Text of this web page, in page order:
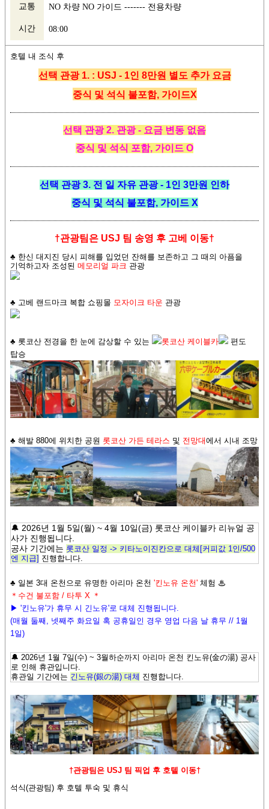
교통 NO 차량 NO 가이드 ------- 전용차량
시간 08:00
호텔 내 조식 후
선 택 관광1. : USJ - 1인 8만원 별도 추가 요금
중식 및 석식 불포함, 가이드X
선택 관광 2. 관광 - 요금 변동 없음
중식 및 석식 포함, 가이드 O
선택 관광 3. 전 일 자유 관광 - 1인 3만원 인하
중식 및 석식 불포함, 가이드 X
†관광팀은 USJ 팀 송영 후 고베 이동†
♣ 한신 대지진 당시 피해를 입었던 잔해를 보존하고 그 때의 아픔을
기억하고자 조성된 메모리얼 파크 관광
♣ 고베 랜드마크 복합 쇼핑몰 모자이크 타운 관광
♣ 롯코산 전경을 한 눈에 감상할 수 있는 롯코산 케이블카
편도
탑승
♣ 해발 880에 위치한 공원 롯코산 가든 테라스 및 전망대에서 시내 조망
🔔 2026년 1월 5일(월) ~ 4월 10일(금) 롯코산 케이블카 리뉴얼 공
사가 진행됩니다.
공사 기간에는 롯코산 일정 -> 키타노이진칸으로 대체[커피값 1인/500
엔 지급] 진행합니다.
♣ 일본 3대 온천으로 유명한 아리마 온천 '킨노유 온천' 체험 ♨
＊수건 불포함 / 타투 X ＊
▶ '킨노유'가 휴무 시 긴노유'로 대체 진행됩니다.
(매월 둘째, 넷째주 화요일 혹 공휴일인 경우 영업 다음 날 휴무 // 1월
1일)
🔔 2026년 1월 7일(수) ~ 3월하순까지 아리마 온천 킨노유(金の湯) 공사
로 인해 휴관입니다.
휴관일 기간에는 긴노유(銀の湯) 대체 진행합니다.
†관광팀은 USJ 팀 픽업 후 호텔 이동†
석식(관광팀) 후 호텔 투숙 및 휴식